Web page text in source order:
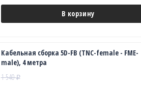
В корзину
Кабельная сборка 5D-FB (TNC-female - FME-
male), 4 метра
1 540₽